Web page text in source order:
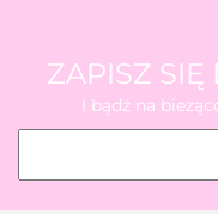
ZAPISZ SIĘ
I bądź na